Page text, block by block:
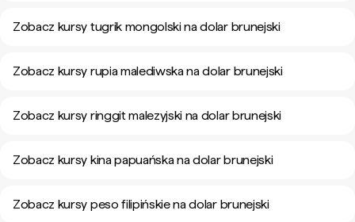
Zobacz kursy tugrik mongolski na dolar brunejski
Zobacz kursy rupia malediwska na dolar brunejski
Zobacz kursy ringgit malezyjski na dolar brunejski
Zobacz kursy kina papuańska na dolar brunejski
Zobacz kursy peso filipińskie na dolar brunejski